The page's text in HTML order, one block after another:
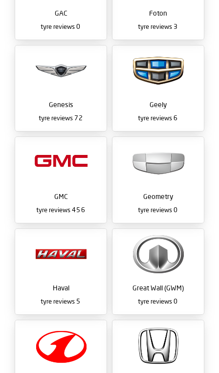
Foton
3
GAC
0
tyre reviews
Geely
6
tyre reviews
Genesis
72
tyre reviews
Geometry
0
tyre reviews
GMC
456
tyre reviews
Great Wall (GWM)
0
tyre reviews
Haval
5